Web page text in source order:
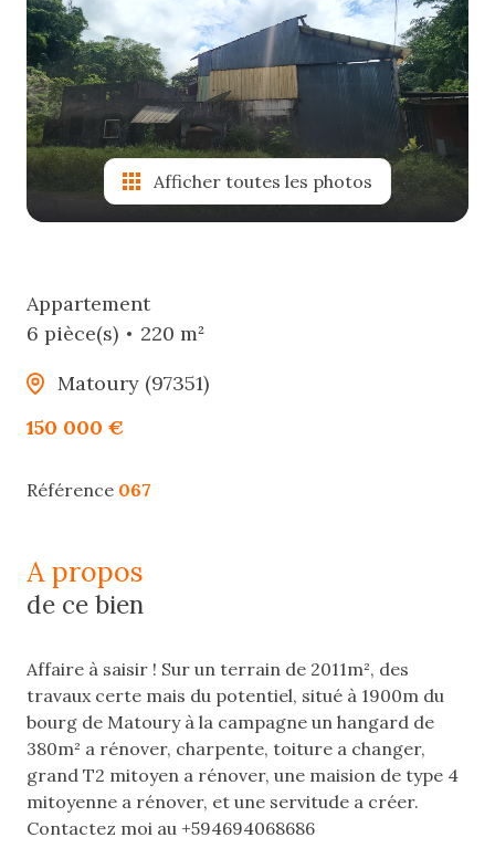
contact
Afficher toutes les photos
Appartement
6 pièce(s)
220 m²
Matoury (97351)
150 000 €
Référence 067
a propos
de ce bien
Affaire à saisir ! Sur un terrain de 2011m², des
travaux certe mais du potentiel, situé à 1900m du
bourg de Matoury à la campagne un hangard de
380m² a rénover, charpente, toiture a changer,
grand T2 mitoyen a rénover, une maision de type 4
mitoyenne a rénover, et une servitude a créer.
Contactez moi au +594694068686